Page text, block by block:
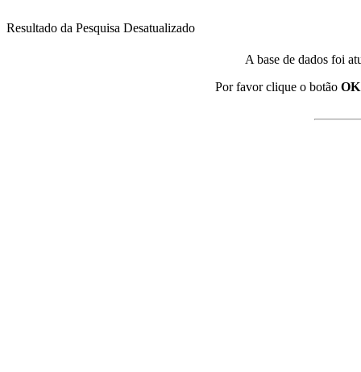
Resultado da Pesquisa Desatualizado
A base de dados foi
Por favor clique o botão OK